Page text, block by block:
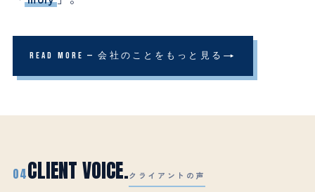
READ MORE — 会社のことをもっと見る
04CLIENT VOICE.クライアントの声